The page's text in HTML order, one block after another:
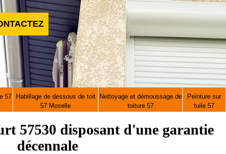
57
Habillage de dessous de toit
57 Moselle
Nettoyage et démoussage de
toiture 57
Peinture sur
tuile 57
57530 disposant d'une garantie
décennale